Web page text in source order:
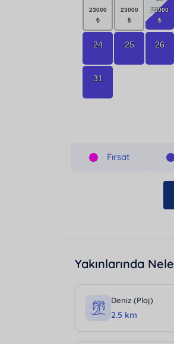
24 25 26
31
Fırsat
Yakınlarında
Deniz (Plaj)
2.5 km